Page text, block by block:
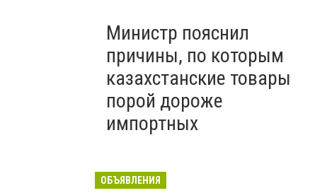
Министр пояснил
причины, по которым
казахстанские товары
порой дороже
импортных
ОБЪЯВЛЕНИЯ